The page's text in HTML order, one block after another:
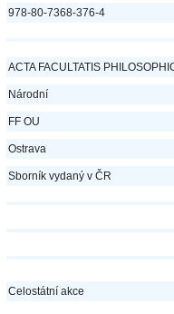
978-80-7368-376-4
ACTA FACULTATIS
Národní
FF OU
Ostrava
Sborník vydaný v ČR
Celostátní akce